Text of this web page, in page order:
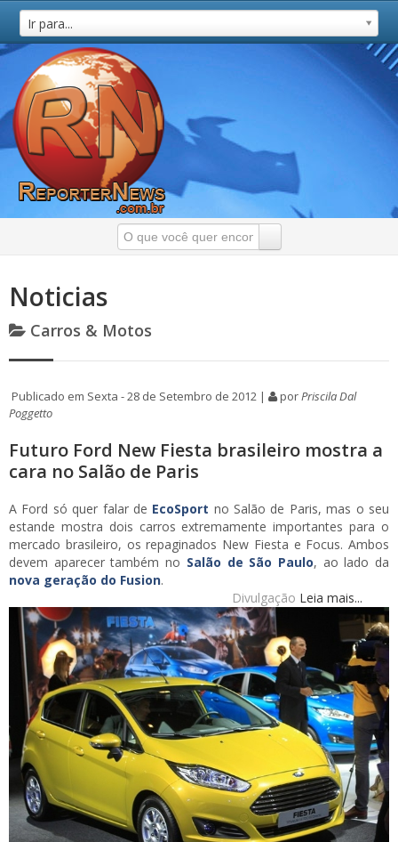
Ir para...
Noticias
Carros & Motos
Publicado em Sexta - 28 de Setembro de 2012 | porPriscila Dal
Poggetto
Futuro Ford New Fiesta brasileiro mostra a
cara no Salão de Paris
A Ford só quer falar de EcoSport no Salão de Paris, mas o seu
estande mostra dois carros extremamente importantes para o
mercado brasileiro, os repaginados New Fiesta e Focus. Ambos
devem aparecer também no Salão de São Paulo, ao lado da
nova geração do Fusion.
Leia mais...
Divulgação